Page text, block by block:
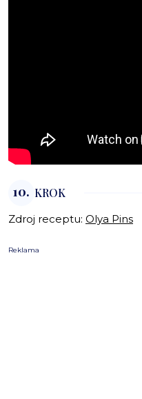
10. KROK
Zdroj receptu: Olya Pins
Reklama